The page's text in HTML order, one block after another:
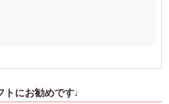
トにお勧めです♩